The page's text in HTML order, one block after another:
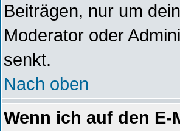
Beiträgen, nur um
Moderator oder
senkt.
Nach oben
Wenn ich auf den